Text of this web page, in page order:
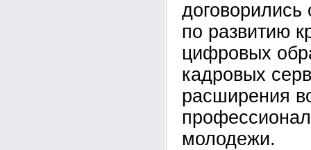
договорились
по развитию
цифровых
кадровых
расширения
молодежи.